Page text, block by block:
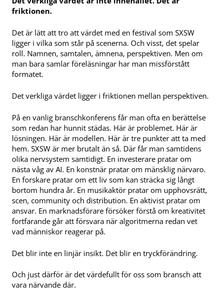
friktionen.
Det är lätt att tro att värdet med en festival som SXSW
ligger i vilka som står på scenerna. Och visst, det spelar
roll. Namnen, samtalen, ämnena, perspektiven. Men om
man bara samlar föreläsningar har man missförstått
formatet.
Det verkliga värdet ligger i friktionen mellan perspektiven.
På en vanlig branschkonferens får man ofta en berättelse
som redan har hunnit städas. Här är problemet. Här är
lösningen. Här är modellen. Här är tre punkter att ta med
hem. SXSW är mer brutalt än så. Där får man samtidens
olika nervsystem samtidigt. En investerare pratar om
nästa våg av AI. En konstnär pratar om mänsklig närvaro.
En forskare pratar om ett liv som kan sträcka sig långt
bortom hundra år. En musikaktör pratar om upphovsrätt,
scen, community och distribution. En aktivist pratar om
ansvar. En marknadsförare försöker förstå om kreativitet
fortfarande går att försvara när algoritmerna redan vet
vad människor reagerar på.
Det blir inte en linjär insikt. Det blir en tryckförändring.
Och just därför är det värdefullt för oss som bransch att
vara närvande där.